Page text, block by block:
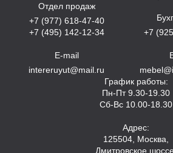
Отдел продаж
+7 (977) 618-47-40
+7 (495) 142-12-34
E-mail
intereruyut@mail.ru
+7
График работы:
Пн-Пт 9.30-19.30
Сб-Вс 10.00-18.30
Адрес:
125504, Москва,
Дмитровское